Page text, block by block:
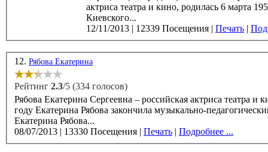
актриса театра и кино, родилась 6 марта 1951 года. В 1973 году Светлана Варецкая окончила
Киевского...
12/11/2013 | 12339 Посещения | Печать |
12. Рябова Екатерина
Рейтинг 2.3/5 (334 голосов)
Рябова Екатерина Сергеевна – российская актриса театра и
году Екатерина Рябова закончила музыкально-педагогический
Екатерина Рябова...
08/07/2013 | 13330 Посещения | Печать | Подробнее ...